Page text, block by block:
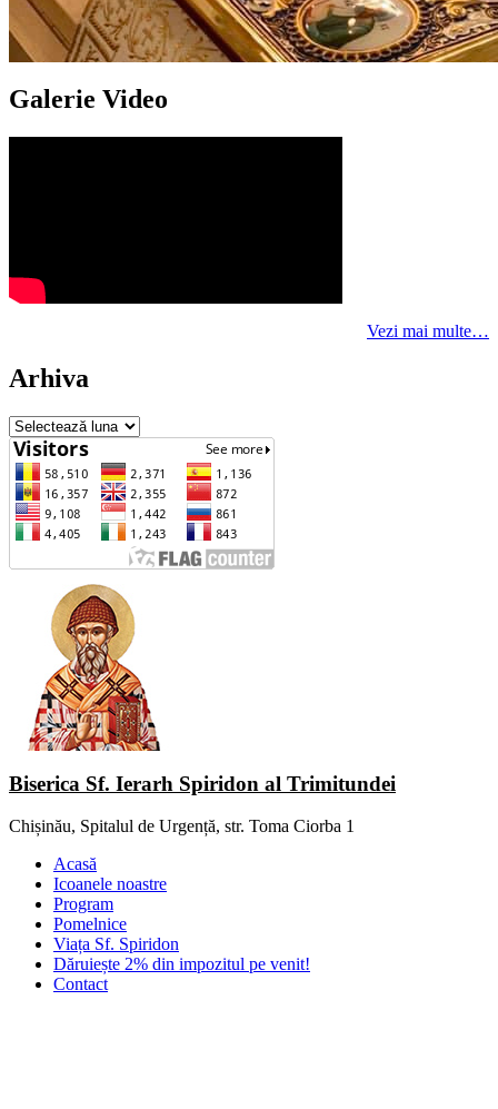
Galerie Video
Vezi mai multe…
Arhiva
Arhiva
Biserica Sf. Ierarh Spiridon al Trimitundei
Chișinău, Spitalul de Urgență, str. Toma Ciorba 1
Acasă
Icoanele noastre
Program
Pomelnice
Viața Sf. Spiridon
Dăruiește 2% din impozitul pe venit!
Contact